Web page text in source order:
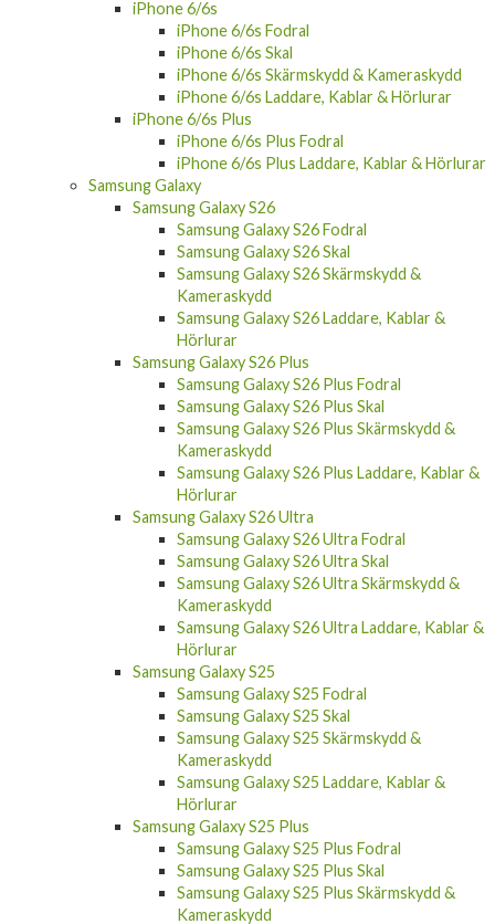
iPhone 6/6s
iPhone 6/6s Fodral
iPhone 6/6s Skal
iPhone 6/6s Skärmskydd & Kameraskydd
iPhone 6/6s Laddare, Kablar & Hörlurar
iPhone 6/6s Plus
iPhone 6/6s Plus Fodral
iPhone 6/6s Plus Laddare, Kablar & Hörlurar
Samsung Galaxy
Samsung Galaxy S26
Samsung Galaxy S26 Fodral
Samsung Galaxy S26 Skal
Samsung Galaxy S26 Skärmskydd &
Kameraskydd
Samsung Galaxy S26 Laddare, Kablar &
Hörlurar
Samsung Galaxy S26 Plus
Samsung Galaxy S26 Plus Fodral
Samsung Galaxy S26 Plus Skal
Samsung Galaxy S26 Plus Skärmskydd &
Kameraskydd
Samsung Galaxy S26 Plus Laddare, Kablar &
Hörlurar
Samsung Galaxy S26 Ultra
Samsung Galaxy S26 Ultra Fodral
Samsung Galaxy S26 Ultra Skal
Samsung Galaxy S26 Ultra Skärmskydd &
Kameraskydd
Samsung Galaxy S26 Ultra Laddare, Kablar &
Hörlurar
Samsung Galaxy S25
Samsung Galaxy S25 Fodral
Samsung Galaxy S25 Skal
Samsung Galaxy S25 Skärmskydd &
Kameraskydd
Samsung Galaxy S25 Laddare, Kablar &
Hörlurar
Samsung Galaxy S25 Plus
Samsung Galaxy S25 Plus Fodral
Samsung Galaxy S25 Plus Skal
Samsung Galaxy S25 Plus Skärmskydd &
Kameraskydd